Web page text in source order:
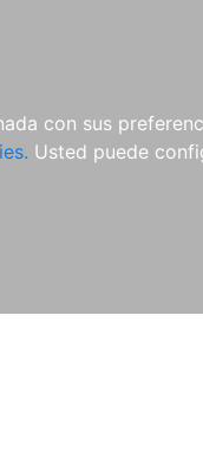
con sus
Usted puede